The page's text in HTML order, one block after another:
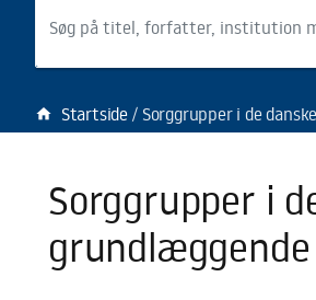
home Startside Sorggrupper i de danske skoler. En
Sorggrupper i